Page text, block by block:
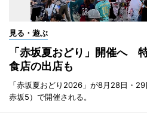
見る・遊ぶ
「赤坂夏おどり」開催へ
食店の出店も
「赤坂夏おどり2026」が8月28日・
赤坂5）で開催される。